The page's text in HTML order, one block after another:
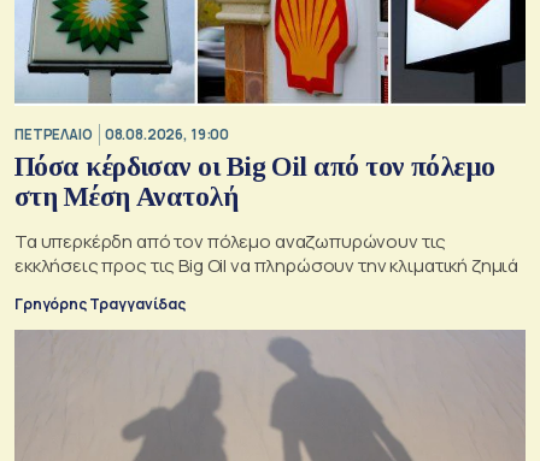
ΠΕΤΡΕΛΑΙΟ 08.08.2026, 19:00
Πόσα κέρδισαν οι Big Oil από τον πόλεμο
στη Μέση Ανατολή
Τα υπερκέρδη από τον πόλεμο αναζωπυρώνουν τις
εκκλήσεις προς τις Big Oil να πληρώσουν την κλιματική ζημιά
Γρηγόρης Τραγγανίδας